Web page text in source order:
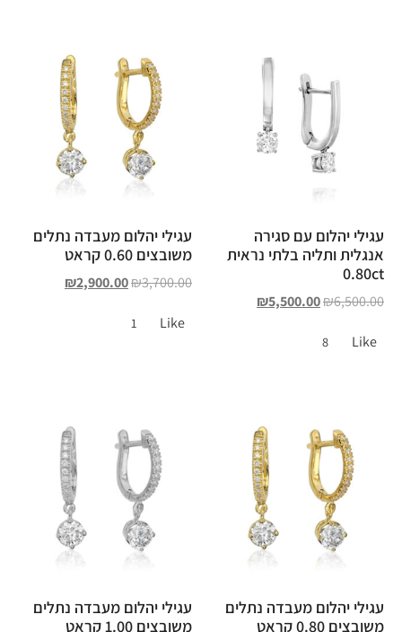
עגילי יהלום עם סגירה
אנגלית ותליה בלתי נראית
0.80ct
₪6,500.00
₪5,500.00
Like
8
עגילי יהלום מעבדה נתלים
משובצים 0.60 קראט
₪3,700.00
₪2,900.00
Like
1
עגילי יהלום מעבדה נתלים
משובצים 0.80 קראט
עגילי יהלום מעבדה נתלים
משובצים 1.00 קראט